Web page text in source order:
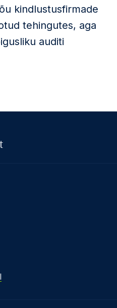
kindlustusfirmade
tehingutes, aga
auditi